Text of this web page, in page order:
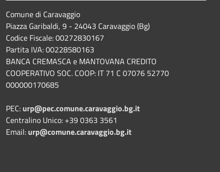
Comune di Caravaggio
Piazza Garibaldi, 9 - 24043 Caravaggio (Bg)
Codice Fiscale: 00272830167
Partita IVA: 00228580163
BANCA CREMASCA e MANTOVANA CREDITO
COOPERATIVO SOC. COOP: IT 71 C 07076 52770
000000170685
PEC: urp@pec.comune.caravaggio.bg.it
Centralino Unico: +39 0363 3561
Email: urp@comune.caravaggio.bg.it